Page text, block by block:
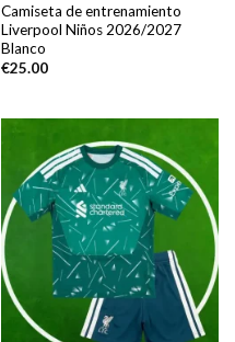
Camiseta de entrenamiento
Liverpool Niños 2026/2027
Blanco
€25.00